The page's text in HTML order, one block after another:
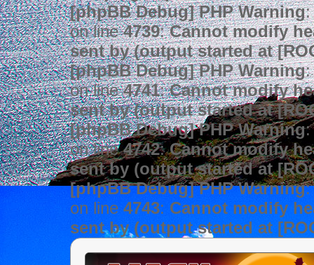
[phpBB Debug] PHP Warning:
on line4739:Cannot modify
sent by (output started at
[phpBB Debug] PHP Warning:
on line4741:Cannot modify
sent by (output started at
[phpBB Debug] PHP Warning
on line4742:Cannot modify
sent by (output started at
[phpBB Debug] PHP Warning:
on line 4743: Cannot modify
sent by (output started at